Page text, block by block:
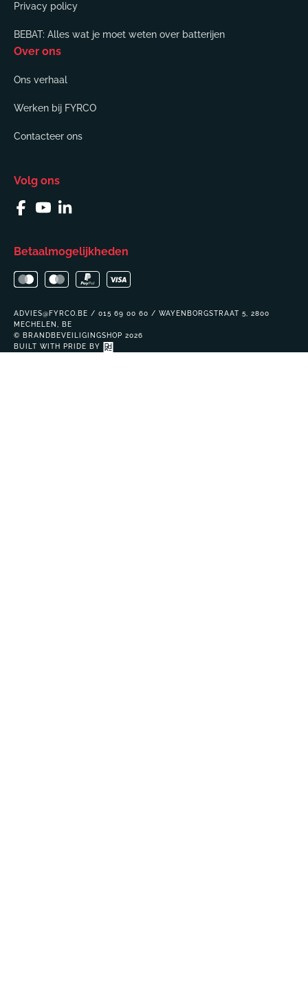
Privacy policy
BEBAT: Alles wat je moet weten over batterijen
Over ons
Ons verhaal
Werken bij FYRCO
Contacteer ons
Volg ons
Facebook
YouTubeLinkedin
Betaalmogelijkheden
ADVIES@FYRCO.BE / 015 69 00 60 / WAYENBORGSTRAAT 5, 2800
MECHELEN, BE
© BRANDBEVEILIGINGSHOP 2026
BUILT WITH PRIDE BY